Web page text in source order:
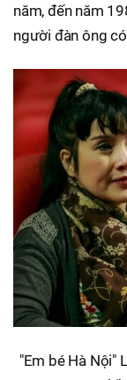
năm, đến năm
người đàn ông
"Em bé Hà Nội"